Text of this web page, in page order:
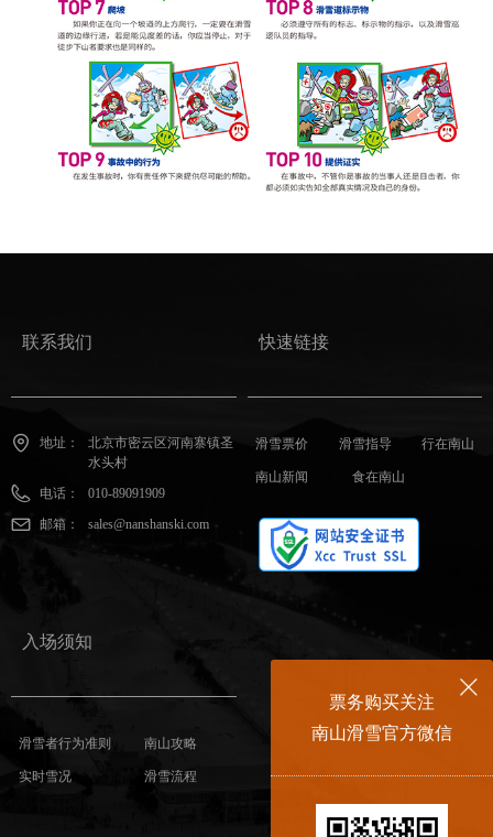
地址：
北京市密云区河南寨镇圣
水头村
电话：
010-89091909
邮箱：
sales@nanshanski.com
联系我们 快速链接
滑雪票价
南山新闻 食在南山
滑雪指导 行在南山
入场须知
滑雪者行为准则
实时雪况 滑雪流程
南山攻略
票务购买关注
南山滑雪官方微信